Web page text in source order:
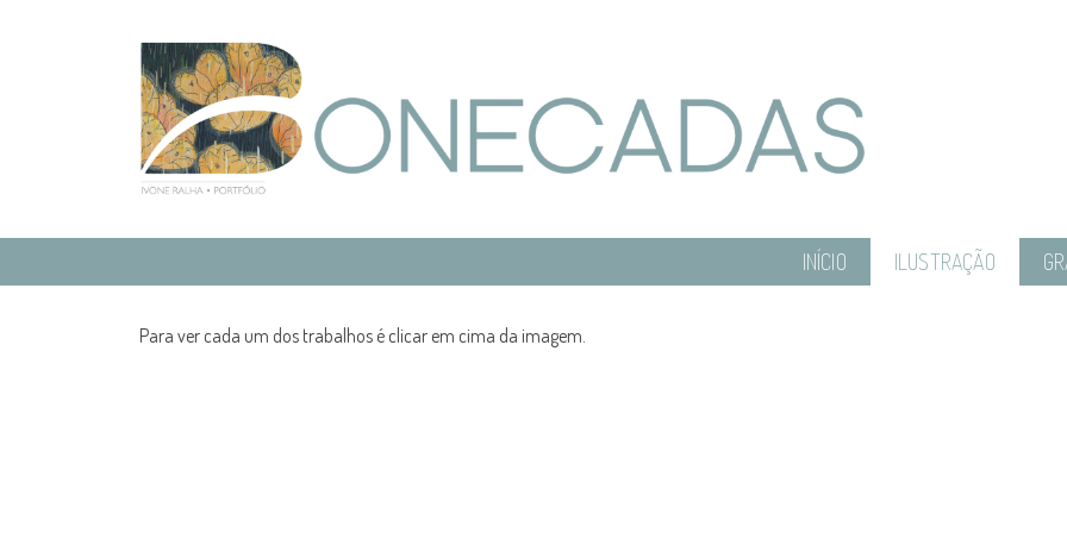
INÍCIO ILUSTRAÇÃO
Para ver cada um dos trabalhos é clicar em cima da imagem.